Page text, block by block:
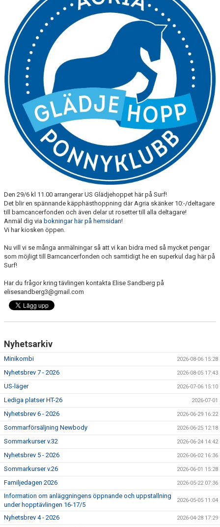
RIDHUSBOKNINGAR
IDEELLT ARBETE
PROVISIONSFÖRSÄLJNING
FRAMSTEG
BOTNIA HÄSTKLINIK
SURF-FONDEN
SURF-HÄNG
TORSDAGSDRESSYREN
Den 29/6 kl 11.00 arrangerar US Glädjehoppet här på Surf!
Det blir en spännande käpphästhoppning där Agria skänker 10:-/deltagare
till barncancerfonden och även delar ut rosetter till alla deltagare!
Anmäl dig via bokningar här på hemsidan!
Vi har kiosken öppen.
Nu vill vi se många anmälningar så att vi kan bidra med så mycket pengar
som möjligt till Barncancerfonden och samtidigt he en superkul dag här på
Surf!
Har du frågor kring tävlingen kontakta Elise Sandberg på
elisesandberg3@gmail.com
Nyhetsarkiv
Minikombi 2026-08-06 15:28
Nyhetsbrev 7 - 2026 2026-08-05 17:43
US-läger 2026-07-06 15:10
Lediga platser HT-26 2026-07-01
Nyhetsbrev 6 - 2026 2026-06-29 16:22
Sommarförsäljning Newbody 2026-06-25 12:18
Sommarkurser v.32 2026-06-24 14:42
Nyhetsbrev 5 - 2026 2026-06-02 16:36
Sommarkurser v.26 2026-06-01 15:28
Familjedagen 2026 2026-05-22 07:36
Information om anläggningens öppnande och uppstallning
under hopptävlingen 16-17/5
2026-05-05 11:04
Nyhetsbrev 4 - 2026 2026-04-28 17:29